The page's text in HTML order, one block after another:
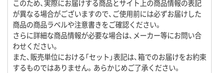
このため、実際にお届けする商品とサイト上の商品情報の表記
が異なる場合がございますので、ご使用前には必ずお届けした
商品の商品ラベルや注意書きをご確認ください。
さらに詳細な商品情報が必要な場合は、メーカー等にお問い合
わせください。
また、販売単位における「セット」表記は、箱でのお届けをお約束
するものではありません。あらかじめご了承ください。